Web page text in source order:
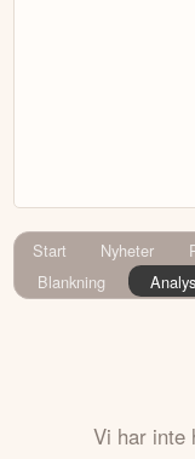
Start Nyheter
Blankning
Vi har inte